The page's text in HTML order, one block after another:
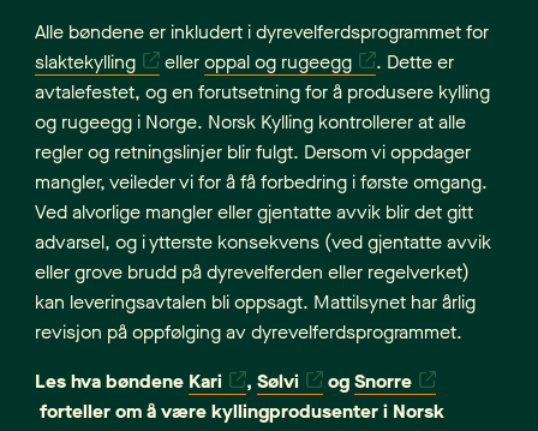
Alle bøndene er inkludert i dyrevelferdsprogrammet for
slaktekylling
elleroppal og rugeegg
. Dette er
avtalefestet, og en forutsetning for å produsere kylling
og rugeegg i Norge. Norsk Kylling kontrollerer at alle
regler og retningslinjer blir fulgt. Dersom vi oppdager
mangler, veileder vi for å få forbedring i første omgang.
Ved alvorlige mangler eller gjentatte avvik blir det gitt
advarsel, og i ytterste konsekvens (ved gjentatte avvik
eller grove brudd på dyrevelferden eller regelverket)
kan leveringsavtalen bli oppsagt. Mattilsynet har årlig
revisjon på oppfølging av dyrevelferdsprogrammet.
Les hva bøndene Kari , Sølvi ogSnorre
forteller om å være kyllingprodusenter i Norsk